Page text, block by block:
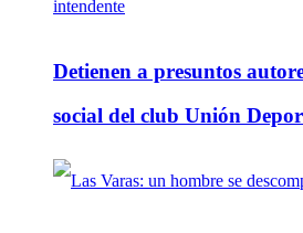
Detienen a presuntos
social del club Unión